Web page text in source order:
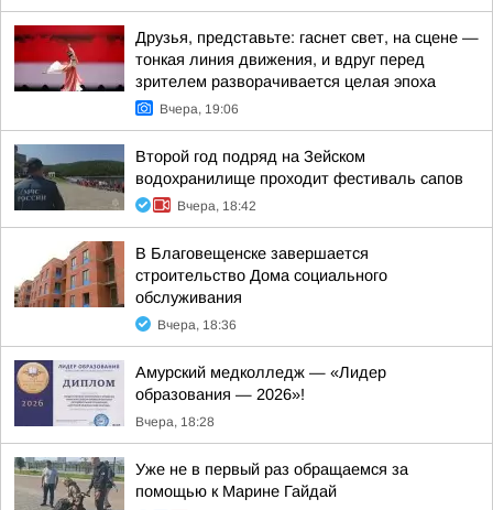
Друзья, представьте: гаснет свет, на сцене —
тонкая линия движения, и вдруг перед
зрителем разворачивается целая эпоха
Вчера, 19:06
Второй год подряд на Зейском
водохранилище проходит фестиваль сапов
Вчера, 18:42
В Благовещенске завершается
строительство Дома социального
обслуживания
Вчера, 18:36
Амурский медколледж — «Лидер
образования — 2026»!
Вчера, 18:28
Уже не в первый раз обращаемся за
помощью к Марине Гайдай